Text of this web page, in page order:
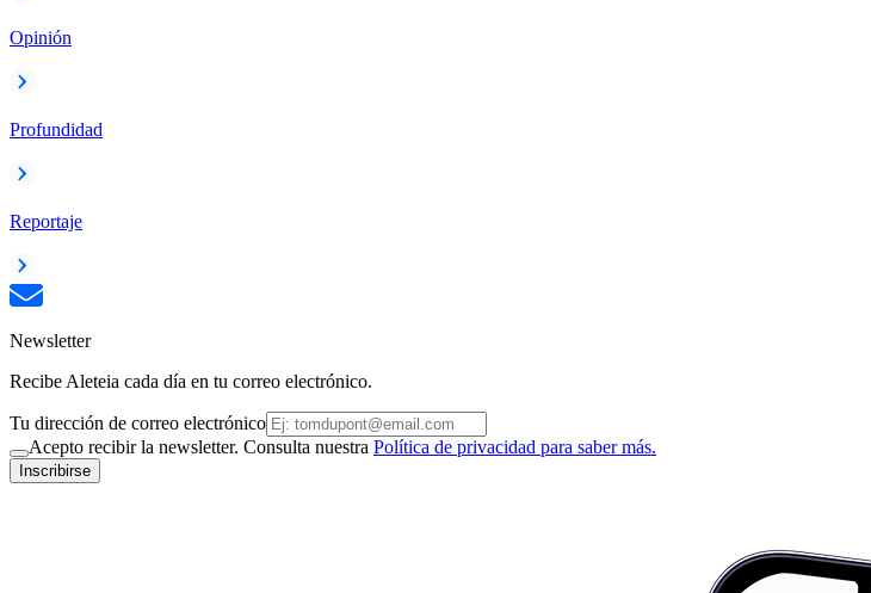
Opinión
Profundidad
Reportaje
Newsletter
Recibe Aleteia cada día en tu correo electrónico.
Tu dirección de correo electrónico
Acepto recibir la newsletter. Consulta nuestra Política de privacidad para saber más.
Inscribirse